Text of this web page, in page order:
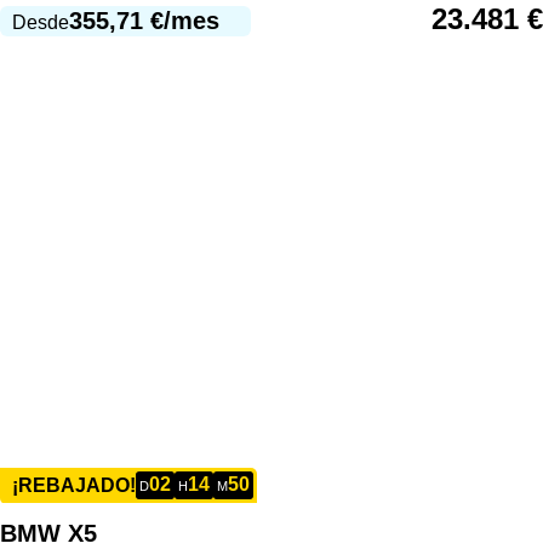
Desde355,71 €/mes 23.481 €
¡REBAJADO! D02 H 14 M50
BMW X5